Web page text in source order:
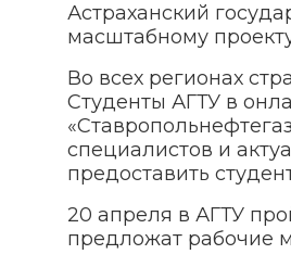
Астраханский
масштабному
Во всех регионах
Студенты АГТУ в
специалистов и
предоставить
20 апреля в АГТУ
предложат рабочие